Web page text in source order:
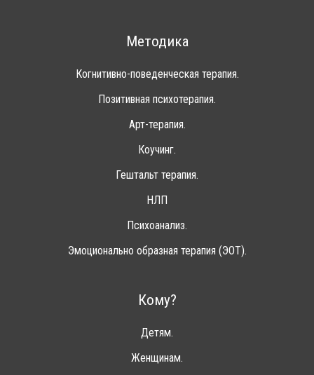
Методика
Когнитивно-поведенческая терапия.
Позитивная психотерапия.
Арт-терапия.
Коучинг.
Гештальт терапия.
НЛП
Психоанализ.
Эмоционально образная терапия (ЭОТ).
Кому?
Детям.
Женщинам.